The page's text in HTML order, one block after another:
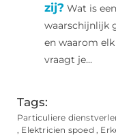
zij? Wat is
waarschijnlijk
en waarom
vraagt ​​je...
Tags:
Particuliere
, Elektricien spoed ,